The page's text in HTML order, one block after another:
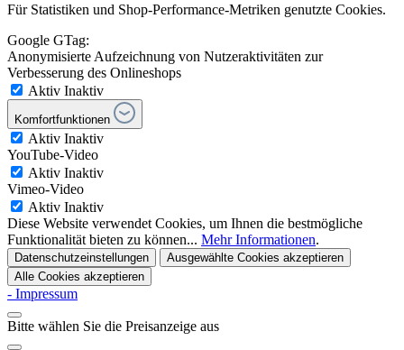
Für Statistiken und Shop-Performance-Metriken genutzte Cookies.
Google GTag:
Anonymisierte Aufzeichnung von Nutzeraktivitäten zur
Verbesserung des Onlineshops
Aktiv Inaktiv
Komfortfunktionen
Aktiv Inaktiv
YouTube-Video
Aktiv Inaktiv
Vimeo-Video
Aktiv Inaktiv
Diese Website verwendet Cookies, um Ihnen die bestmögliche
Funktionalität bieten zu können... Mehr Informationen.
Datenschutzeinstellungen
Ausgewählte Cookies akzeptieren
Alle Cookies akzeptieren
- Impressum
Bitte wählen Sie die Preisanzeige aus